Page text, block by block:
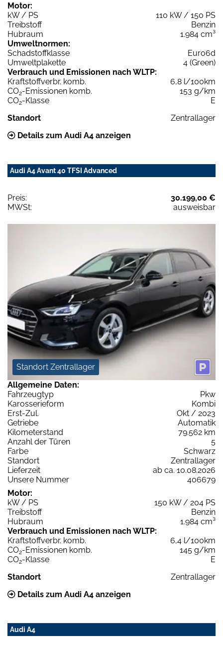
Motor:
kW / PS
110 kW / 150 PS
Treibstoff
Benzin
Hubraum
1.984 cm³
Umweltnormen:
Schadstoffklasse
Euro6d
Umweltplakette
4 (Green)
Verbrauch und Emissionen nach WLTP:
Kraftstoffverbr. komb.
6,8 l/100km
CO2-Emissionen komb.
153 g/km
CO2-Klasse
E
Standort
Zentrallager
Details zum Audi A4 anzeigen
Audi A4 Avant 40 TFSI Advanced
Preis:
30.199,00 €
MWSt:
ausweisbar
Standort Zentrallager
Allgemeine Daten:
Fahrzeugtyp
Pkw
Karosserieform
Kombi
Erst-Zul.
Okt / 2023
Getriebe
Automatik
Kilometerstand
79.562 km
Anzahl der Türen
5
Farbe
Schwarz
Standort
Zentrallager
Lieferzeit
ab ca. 10.08.2026
Unsere Nummer
406679
Motor:
kW / PS
150 kW / 204 PS
Treibstoff
Benzin
Hubraum
1.984 cm³
Verbrauch und Emissionen nach WLTP:
Kraftstoffverbr. komb.
6,4 l/100km
CO2-Emissionen komb.
145 g/km
CO2-Klasse
E
Standort
Zentrallager
Details zum Audi A4 anzeigen
Audi A4